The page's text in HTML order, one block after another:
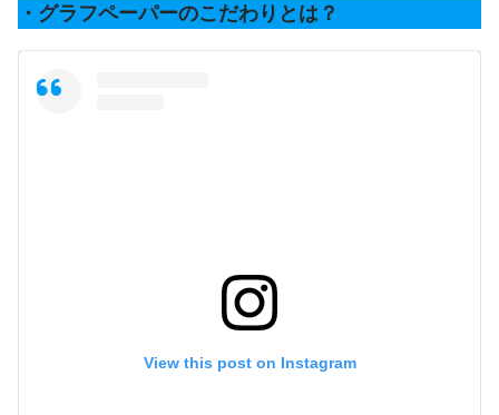
・グラフペーパーのこだわりとは？
View this post on Instagram